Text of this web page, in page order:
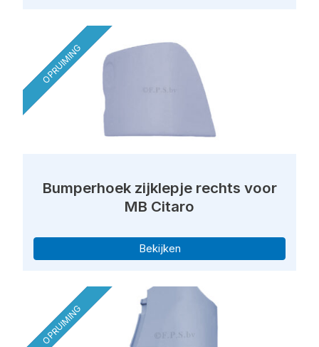
OPRUIMING
Bumperhoek zijklepje rechts voor
MB Citaro
Bekijken
OPRUIMING